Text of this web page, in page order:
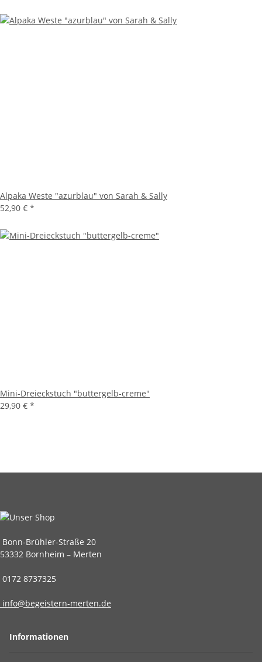
Alpaka Weste "azurblau" von Sarah & Sally
52,90 € *
Mini-Dreieckstuch "buttergelb-creme"
29,90 € *
Bonn-Brühler-Straße 20
53332 Bornheim – Merten
0172 8737325
info@begeistern-merten.de
Informationen